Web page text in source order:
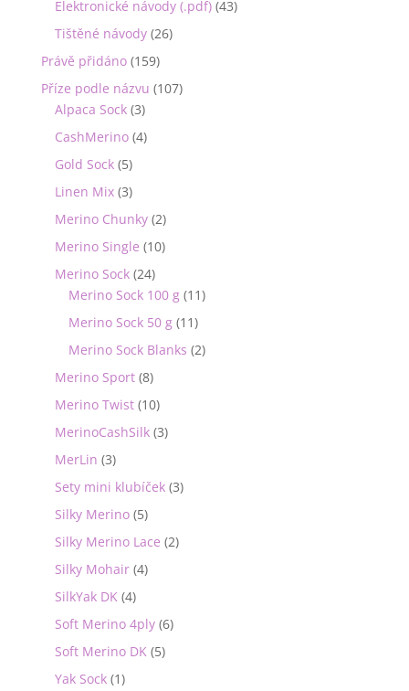
Elektronické návody (.pdf) (43)
Tištěné návody (26)
Právě přidáno (159)
Příze podle názvu (107)
Alpaca Sock (3)
CashMerino (4)
Gold Sock (5)
Linen Mix (3)
Merino Chunky (2)
Merino Single (10)
Merino Sock (24)
Merino Sock 100 g (11)
Merino Sock 50 g (11)
Merino Sock Blanks (2)
Merino Sport (8)
Merino Twist (10)
MerinoCashSilk (3)
MerLin (3)
Sety mini klubíček (3)
Silky Merino (5)
Silky Merino Lace (2)
Silky Mohair (4)
SilkYak DK (4)
Soft Merino 4ply (6)
Soft Merino DK (5)
Yak Sock (1)